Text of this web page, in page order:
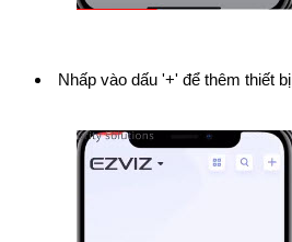
Nhấp vào dấu '+' để thêm thiết bị